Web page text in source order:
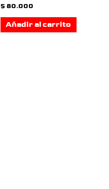
$ 80.000
Añadir al carrito